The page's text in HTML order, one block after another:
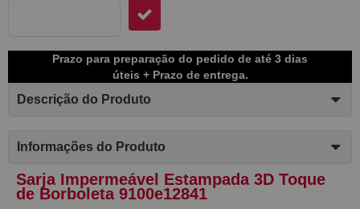
Prazo para preparação do pedido de até 3 dias
úteis + Prazo de entrega.
Descrição do Produto
Informações do Produto
Sarja Impermeável Estampada 3D Toque
de Borboleta 9100e12841